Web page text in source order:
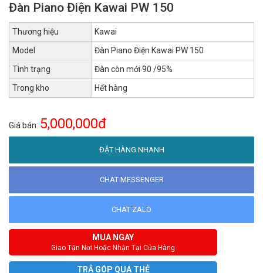
Đàn Piano Điện Kawai PW 150
Thương hiệu
Kawai
Model
Đàn Piano Điện Kawai PW 150
Tình trạng
Đàn còn mới 90 /95%
Trong kho
Hết hàng
Giá bán: 5,000,000đ
ĐẶT HÀNG NHANH
CHAT MESSENGER
CHAT ZALO
MUA NGAY
Giao Tận Nơi Hoặc Nhận Tại Cửa Hàng
TRẢ GÓP QUA THẺ